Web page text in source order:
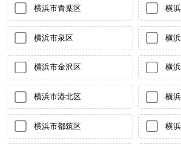
横浜市青葉区 横
横浜市泉区 横
横浜市金沢区 横
横浜市港北区 横
横浜市都筑区 横